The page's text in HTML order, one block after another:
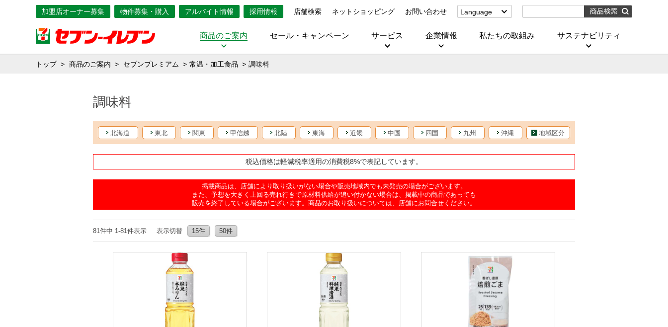
加盟店オーナー募集 物件募集・購入 アルバイト情報 採用情報 店舗検索 ネットショッピング お問い合わせ
Language
(Corporate)
(บริการ)
商品のご案内 セール・キャンペーン サービス 企業情報 私たちの取組み サステナビリティ
トップ 商品のご案内 セブンプレミアム 常温・加工食品 調味料
調味料
北海道 東北 関東 甲信越 北陸 東海 近畿 中国 四国 九州 沖縄 地域区分
税込価格は軽減税率適用の消費税8%で表記しています。
掲載商品は、店舗により取り扱いがない場合や販売地域内でも未発売の場合がございます。
また、予想を大きく上回る売れ行きで原材料供給が追い付かない場合は、掲載中の商品であっても
販売を終了している場合がございます。商品のお取り扱いについては、店舗にお問合せください。
81件中 1-81件表示 表示切替 15件 50件